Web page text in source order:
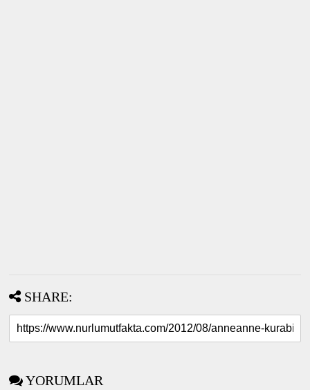
SHARE:
YORUMLAR